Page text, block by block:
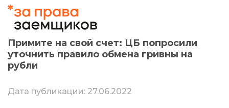
Примите на свой счет: ЦБ попросили
уточнить правило обмена гривны на
рубли
Дата публикации: 27.06.2022